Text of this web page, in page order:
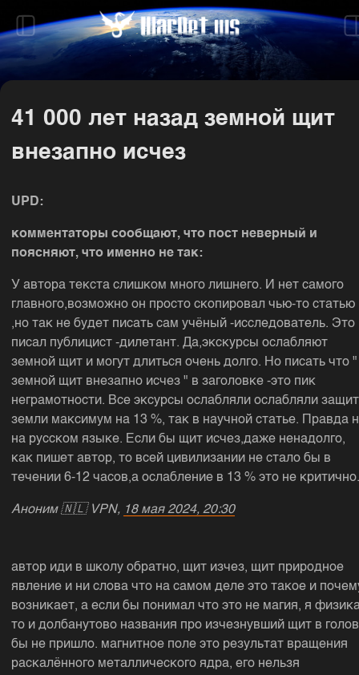
41 000 лет назад земной щит
внезапно исчез
UPD:
комментаторы сообщают, что пост неверный и
поясняют, что именно не так:
У автора текста слишком много лишнего. И нет самого
главного,возможно он просто скопировал чью-то статью
,но так не будет писать сам учёный -исследователь. Это
писал публицист -дилетант. Да,экскурсы ослабляют
земной щит и могут длиться очень долго. Но писать что "
земной щит внезапно исчез " в заголовке -это пик
неграмотности. Все эксурсы ослабляли ослабляли
земли максимум на 13 %, так в научной статье. Правда
на русском языке. Если бы щит исчез,даже ненадолго,
как пишет автор, то всей цивилизании не стало бы в
течении 6-12 часов,а ослабление в 13 % это не критично.
Аноним 🇳🇱 VPN, 18 мая 2024, 20:30
автор иди в школу обратно, щит изчез, щит природное
явление и ни слова что на самом деле это такое и
возникает, а если бы понимал что это не магия, я
то и долбанутово названия про изчезнувший щит в
бы не пришло. магнитное поле это результат вращения
раскалённого металлического ядра, его нельзя